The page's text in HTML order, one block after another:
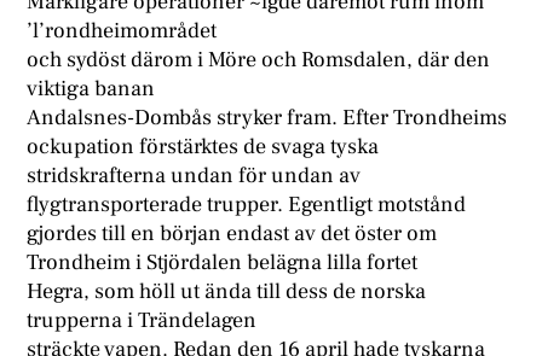
’l’rondheimområdet
och sydöst därom i Möre och Romsdalen, där den
viktiga banan
Andalsnes-Dombås stryker fram. Efter Trondheims
ockupation förstärktes de svaga tyska
stridskrafterna undan för undan av
flygtransporterade trupper. Egentligt motstånd
gjordes till en början endast av det öster om
Trondheim i Stjördalen belägna lilla fortet
Hegra, som höll ut ända till dess de norska
trupperna i Trändelagen
sträckte vapen. Redan den 16 april hade tyskarna